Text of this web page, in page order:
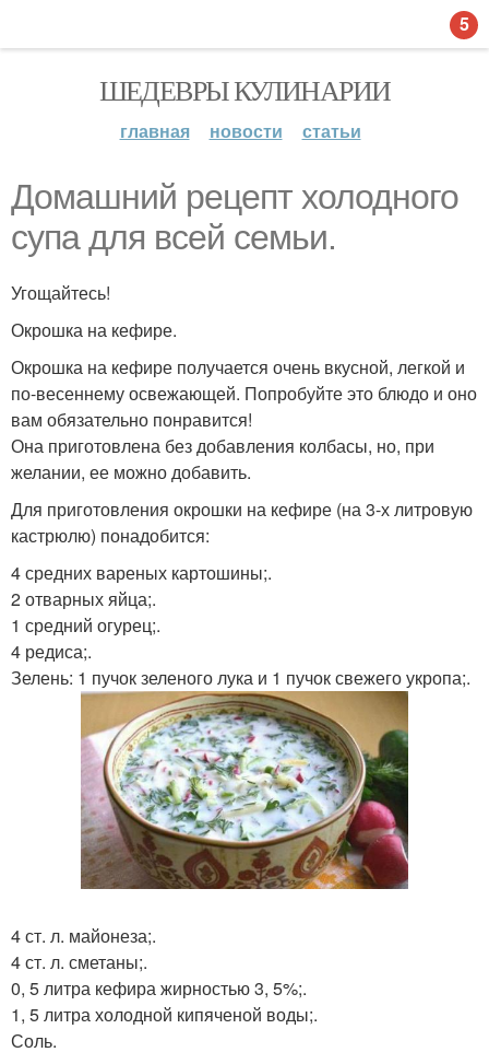
ШЕДЕВРЫ КУЛИНАРИИ
главная новости статьи
Домашний рецепт холодного
супа для всей семьи.
Угощайтесь!
Окрошка на кефире.
Окрошка на кефире получается очень вкусной, легкой и
по-весеннему освежающей. Попробуйте это блюдо и оно
вам обязательно понравится!
Она приготовлена без добавления колбасы, но, при
желании, ее можно добавить.
Для приготовления окрошки на кефире (на 3-х литровую
кастрюлю) понадобится:
4 средних вареных картошины;.
2 отварных яйца;.
1 средний огурец;.
4 редиса;.
Зелень: 1 пучок зеленого лука и 1 пучок свежего укропа;.
4 ст. л. майонеза;.
4 ст. л. сметаны;.
0, 5 литра кефира жирностью 3, 5%;.
1, 5 литра холодной кипяченой воды;.
Соль.
5